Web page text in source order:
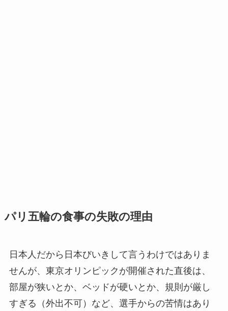
パリ五輪の食事の失敗の理由
日本人だから日本びいきして言うわけではありま
せんが、東京オリンピックが開催された直後は、
部屋が狭いとか、ベッドが硬いとか、規則が厳し
すぎる（外出不可）など、選手からの苦情はあり